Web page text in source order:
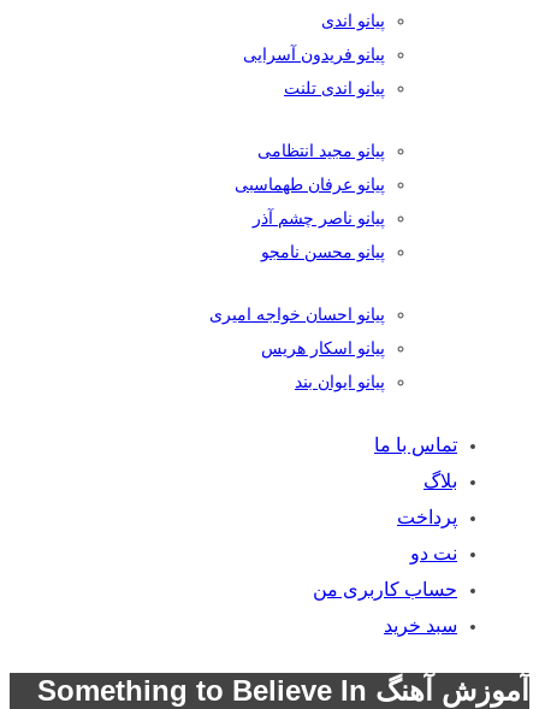
پیانو اندی
پیانو فریدون آسرایی
پیانو اندی تلنت
پیانو مجید انتظامی
پیانو عرفان طهماسبی
پیانو ناصر چشم آذر
پیانو محسن نامجو
پیانو احسان خواجه امیری
پیانو اسکار هریس
پیانو ایوان بند
تماس با ما
بلاگ
پرداخت
نت دو
حساب کاربری من
سبد خرید
آموزش آهنگ Something to Believe In